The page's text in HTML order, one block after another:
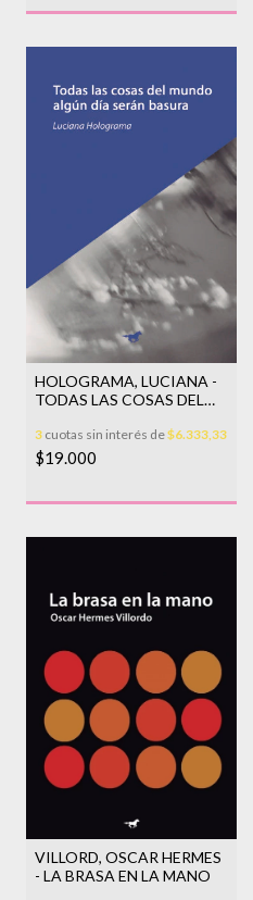
HOLOGRAMA, LUCIANA -
TODAS LAS COSAS DEL
SERAN BA
3 cuotas sin interés de$6.333,33
$19.000
VILLORD, OSCAR HERMES
- LA BRASA EN LA MANO